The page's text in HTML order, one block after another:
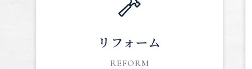
リフォーム
REFORM